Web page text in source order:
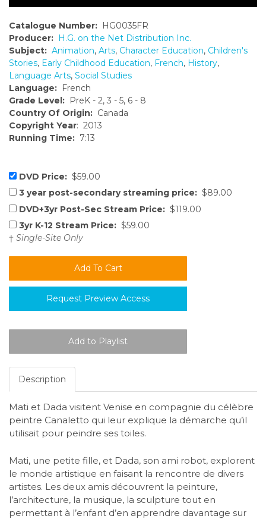
Catalogue Number: HG0035FR
Producer: H.G. on the Net Distribution Inc.
Subject: Animation, Arts, Character Education, Children's
Stories, Early Childhood Education, French, History,
Language Arts, Social Studies
Language: French
Grade Level: PreK - 2, 3 - 5, 6 - 8
Country Of Origin: Canada
Copyright Year: 2013
Running Time: 7:13
DVD Price: $59.00
3 year post-secondary streaming price: $89.00
DVD+3yr Post-Sec Stream Price: $119.00
3yr K-12 Stream Price: $59.00
† Single-Site Only
Request Preview Access
Description
Mati et Dada visitent Venise en compagnie du célèbre
peintre Canaletto qui leur explique la démarche qu’il
utilisait pour peindre ses toiles.
Mati, une petite fille, et Dada, son ami robot, explorent
le monde artistique en faisant la rencontre de divers
artistes. Les deux amis découvrent la peinture,
l’architecture, la musique, la sculpture tout en
permettant à l’enfant d’en apprendre davantage sur